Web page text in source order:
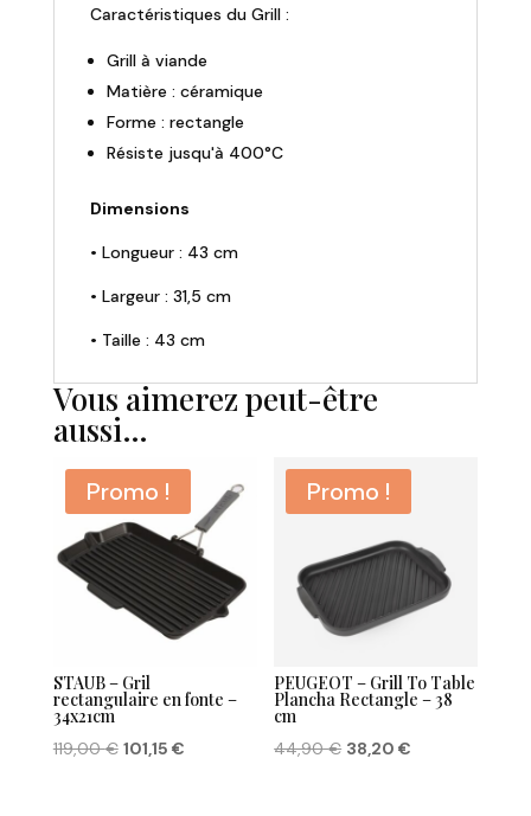
Caractéristiques du Grill :
Grill à viande
Matière : céramique
Forme : rectangle
Résiste jusqu'à 400°C
Dimensions
• Longueur : 43 cm
• Largeur : 31,5 cm
• Taille : 43 cm
Vous aimerez peut-être
aussi…
Promo !
STAUB – Gril
rectangulaire en fonte –
34x21cm
119,00€ Le
101,15 €Le
Promo !
PEUGEOT – Grill To Table
Plancha Rectangle – 38
cm
44,90€ Le
38,20€